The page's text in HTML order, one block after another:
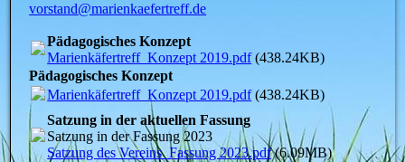
vorstand@marienkaefertreff.de
Pädagogisches Konzept
Marienkäfertreff_Konzept 2019.pdf(438.24KB)
Pädagogisches Konzept
Marienkäfertreff_Konzept 2019.pdf(438.24KB)
Satzung in der aktuellen Fassung
Satzung in der Fassung 2023
Satzung des Vereins_Fassung 2023.pdf(6.09MB)